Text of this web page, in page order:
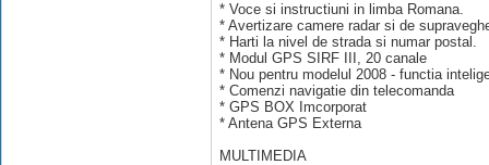
* Voce si instructiuni in limba Romana.
* Avertizare camere radar si de
* Harti la nivel de strada si numar postal.
* Modul GPS SIRF III, 20 canale
* Nou pentru modelul 2008 - functia
* Comenzi navigatie din telecomanda
* GPS BOX Imcorporat
* Antena GPS Externa
MULTIMEDIA